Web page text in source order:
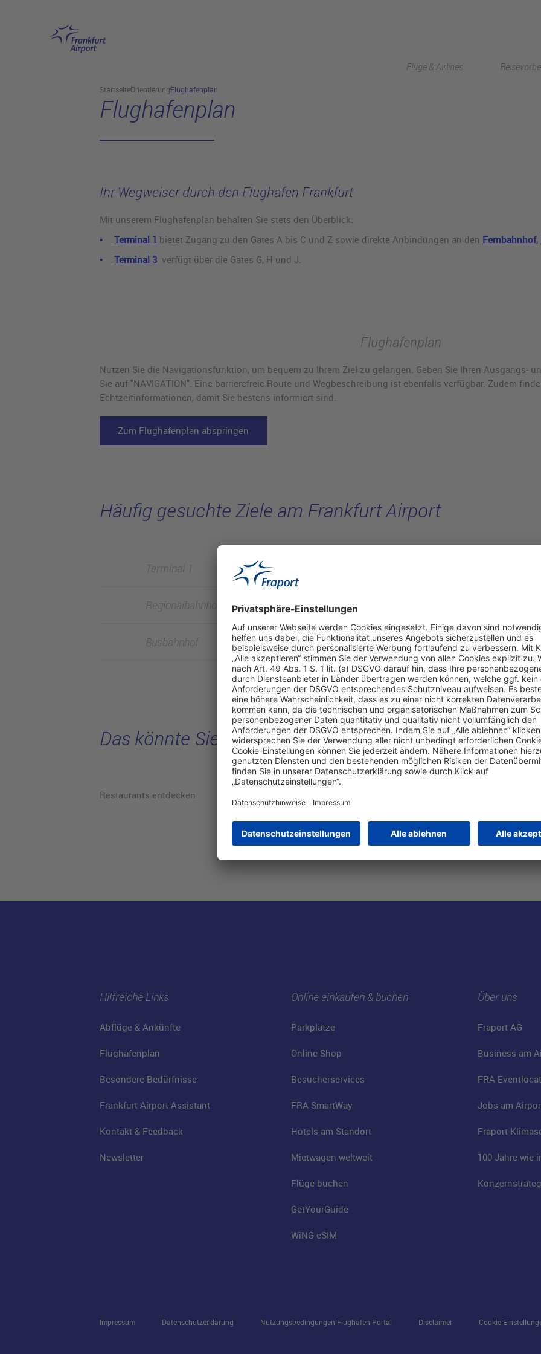
Flüge & Airlines
StartseiteOrientierungFlughafenplan
Flughafenplan
Ihr Wegweiser durch den Flughafen Frankfurt
Mit unserem Flughafenplan behalten Sie stets den Überblick:
Terminal 1 bietet Zugang zu den Gates A bis C und Z sowie direkte Anbindungen an den Fernbahnhof,
Terminal 3verfügt über die Gates G, H und J.
Flughafenplan
Nutzen Sie die Navigationsfunktion, um bequem zu Ihrem Ziel zu gelangen. Geben Sie Ihren Ausgangs-
Sie auf "NAVIGATION". Eine barrierefreie Route und Wegbeschreibung ist ebenfalls verfügbar. Zudem
Echtzeitinformationen, damit Sie bestens informiert sind.
Zum Flughafenplan abspringen
Häufig gesuchte Ziele am Frankfurt Airport
Terminal 1
Regionalbahnhof
Busbahnhof Raucher-Lounges
Das könnte Sie interessieren
Restaurants entdecken
Hilfreiche Links
Abflüge & Ankünfte
Flughafenplan
Besondere Bedürfnisse
Frankfurt Airport Assistant
Kontakt & Feedback
Newsletter
Online einkaufen & buchen
Parkplätze
Online-Shop
Besucherservices
FRA SmartWay
Hotels am Standort
Mietwagen weltweit
Flüge buchen
GetYourGuide
WiNG eSIM
Über uns
Fraport AG
Business am
FRA
Jobs am
Fraport
100 Jahre wie
Impressum Datenschutzerklärung Nutzungsbedingungen Flughafen Portal Disclaimer Cookie-